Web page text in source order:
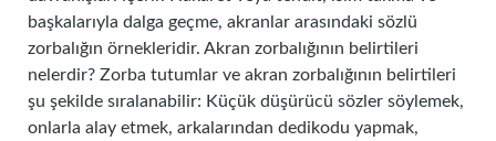
başkalarıyla dalga geçme, akranlar arasındaki sözlü
zorbalığın örnekleridir. Akran zorbalığının belirtileri
nelerdir? Zorba tutumlar ve akran zorbalığının belirtileri
şu şekilde sıralanabilir: Küçük düşürücü sözler söylemek,
onlarla alay etmek, arkalarından dedikodu yapmak,